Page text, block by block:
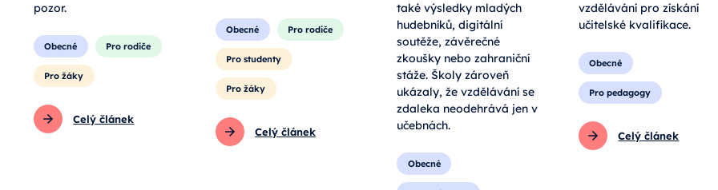
pozor.
Obecné Pro rodiče
Pro žáky
Celý článek
Obecné Pro rodiče
Pro studenty
Pro žáky
Celý článek
také výsledky mladých
hudebníků, digitální
soutěže, závěrečné
zkoušky nebo zahraniční
stáže. Školy zároveň
ukázaly, že vzdělávání se
zdaleka neodehrává jen v
učebnách.
Obecné
vzdělávání pro získání
učitelské kvalifikace.
Obecné
Pro pedagogy
Celý článek